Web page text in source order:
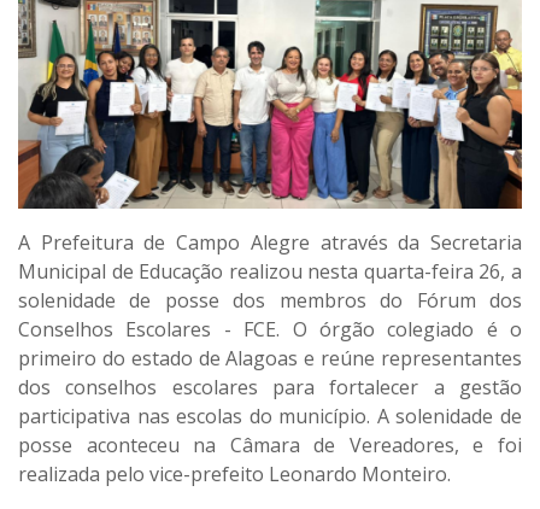
A Prefeitura de Campo Alegre através da Secretaria
Municipal de Educação realizou nesta quarta-feira 26, a
solenidade de posse dos membros do Fórum dos
Conselhos Escolares - FCE. O órgão colegiado é o
primeiro do estado de Alagoas e reúne representantes
dos conselhos escolares para fortalecer a gestão
participativa nas escolas do município. A solenidade de
posse aconteceu na Câmara de Vereadores, e foi
realizada pelo vice-prefeito Leonardo Monteiro.